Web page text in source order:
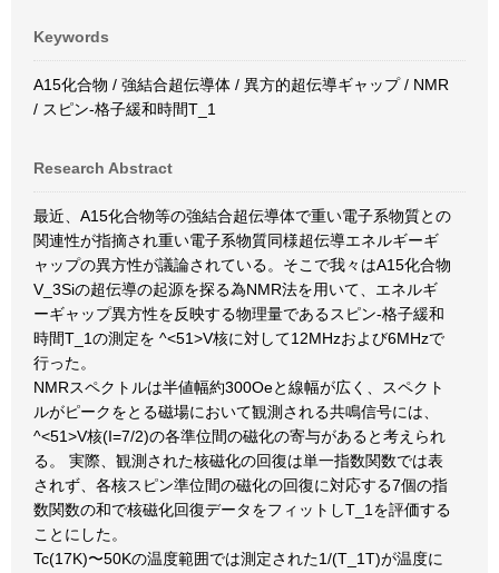
Keywords
A15化合物 / 強結合超伝導体 / 異方的超伝導ギャップ / NMR
/ スピン-格子緩和時間T_1
Research Abstract
最近、A15化合物等の強結合超伝導体で重い電子系物質との
関連性が指摘され重い電子系物質同様超伝導エネルギーギ
ャップの異方性が議論されている。そこで我々はA15化合物
V_3Siの超伝導の起源を探る為NMR法を用いて、エネルギ
ーギャップ異方性を反映する物理量であるスピン-格子緩和
時間T_1の測定を ^<51>V核に対して12MHzおよび6MHzで
行った。
NMRスペクトルは半値幅約300Oeと線幅が広く、スペクト
ルがピークをとる磁場において観測される共鳴信号には、
^<51>V核(I=7/2)の各準位間の磁化の寄与があると考えられ
る。 実際、観測された核磁化の回復は単一指数関数では表
されず、各核スピン準位間の磁化の回復に対応する7個の指
数関数の和で核磁化回復データをフィットしT_1を評価する
ことにした。
Tc(17K)〜50Kの温度範囲では測定された1/(T_1T)が温度に